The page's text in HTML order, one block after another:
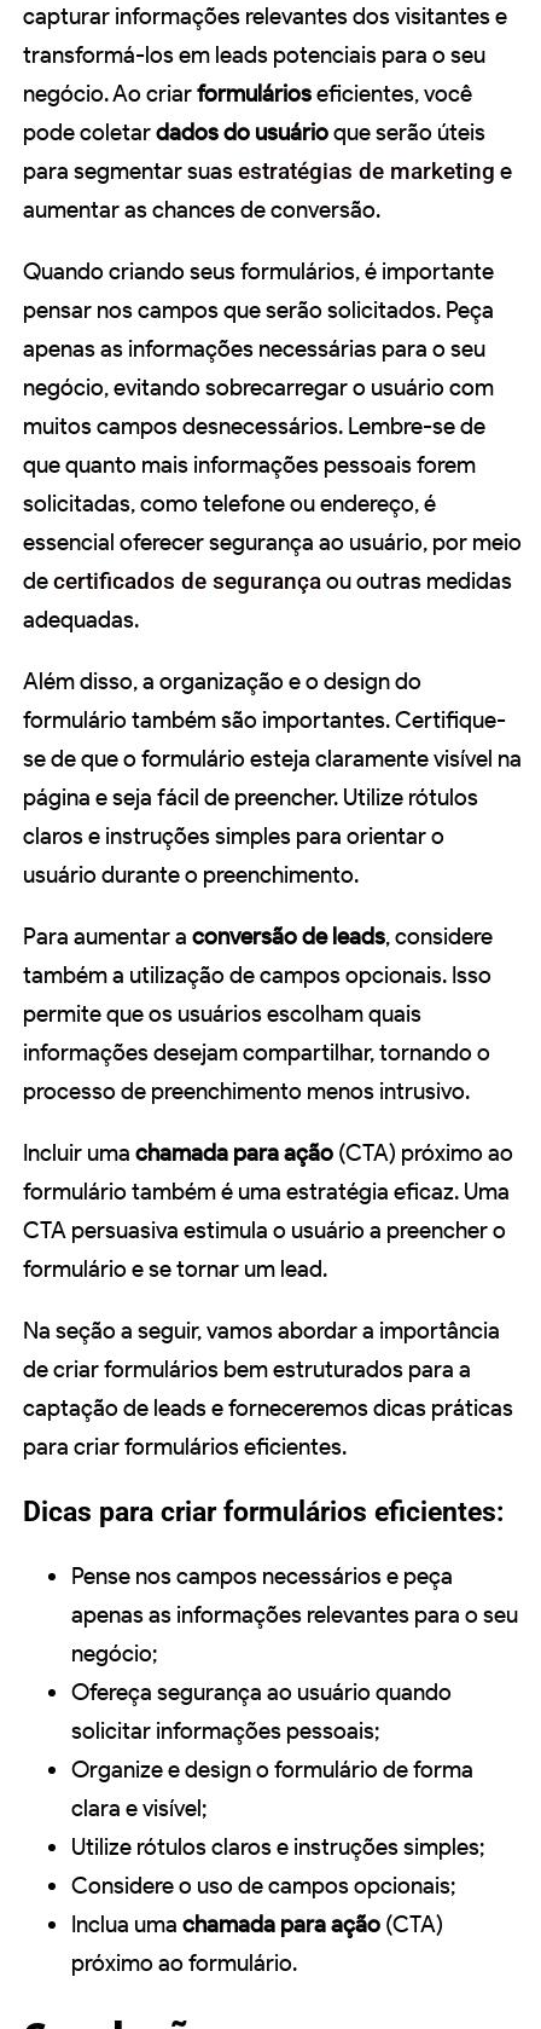
capturar informações relevantes dos visitantes e
transformá-los em leads potenciais para o seu
negócio. Ao criarformulárioseficientes, você
pode coletardados do usuárioque serão úteis
para segmentar suasestratégias de marketing e
aumentar as chances de conversão.
Quando criando seus formulários, é importante
pensar nos campos que serão solicitados. Peça
apenas as informações necessárias para o seu
negócio, evitando sobrecarregar o usuário com
muitos campos desnecessários. Lembre-se de
que quanto mais informações pessoais forem
solicitadas, como telefone ou endereço, é
essencial oferecer segurança ao usuário, por meio
decertificados de segurançaou outras medidas
adequadas.
Além disso, a organização e o design do
formulário também são importantes. Certifique-
se de que o formulário esteja claramente visível na
página e seja fácil de preencher. Utilize rótulos
claros e instruções simples para orientar o
usuário durante o preenchimento.
Para aumentar a conversão de leads, considere
também a utilização de campos opcionais. Isso
permite que os usuários escolham quais
informações desejam compartilhar, tornando o
processo de preenchimento menos intrusivo.
Incluir uma chamada para ação (CTA) próximo ao
formulário também é uma estratégia eficaz. Uma
CTA persuasiva estimula o usuário a preencher o
formulário e se tornar um lead.
Na seção a seguir, vamos abordar a importância
de criar formulários bem estruturados para a
captação de leads e forneceremos dicas práticas
para criar formulários eficientes.
Dicas para criar formulários eficientes:
Pense nos campos necessários e peça
apenas as informações relevantes para o seu
negócio;
Ofereça segurança ao usuário quando
solicitar informações pessoais;
Organize e design o formulário de forma
clara e visível;
Utilize rótulos claros e instruções simples;
Considere o uso de campos opcionais;
Inclua uma chamada para ação (CTA)
próximo ao formulário.